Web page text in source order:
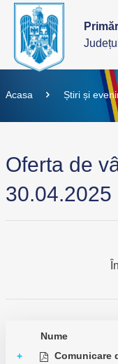
Acasa Știri și
Oferta de
30.04.2025
În
Nume
+
Comunicare